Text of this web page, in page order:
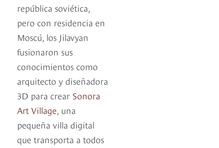
república soviética,
pero con residencia en
Moscú, los Jilavyan
fusionaron sus
conocimientos como
arquitecto y diseñadora
3D para crear Sonora
Art Village, una
pequeña villa digital
que transporta a todos